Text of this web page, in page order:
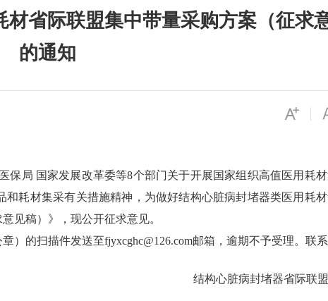
省际联盟集中带量采购方案（征求
的通知
局 国家发展改革委等8个部门关于开展国家组织高值医用耗
耗材集采有关措施精神，为做好结构心脏病封堵器类医用耗
见稿）》，现公开征求意见。
扫描件发送至fjyxcghc@126.com邮箱，逾期不予受理。联系
结构心脏病封堵器省际联